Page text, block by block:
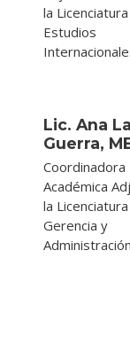
la
Estudios
Lic. Ana
Guerra,
Coordinadora
Académica
la
Gerencia y
Administración